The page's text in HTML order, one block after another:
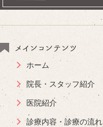
メインコンテンツ
ホーム
院長・スタッフ紹介
医院紹介
診療内容・診療の流れ